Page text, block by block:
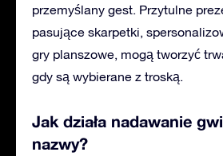
przemyślany gest. Przytulne
pasujące skarpetki,
gry planszowe, mogą tworzyć
gdy są wybierane z troską.
Jak działa nadawanie
nazwy?